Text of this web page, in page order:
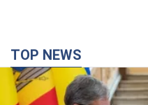
TOP NEWS